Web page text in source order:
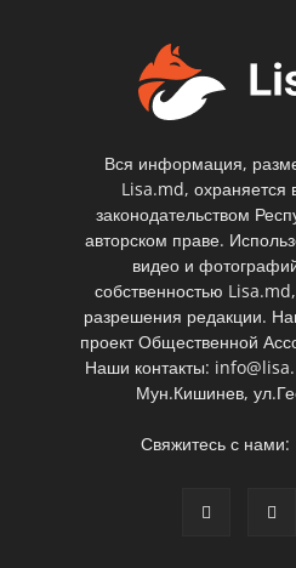
Вся информация,
Lisa.md, охраняется
законодательством
авторском праве.
видео и
собственностью
разрешения редакции.
проект Общественной
Наши контакты:
Мун.Кишинев,
Свяжитесь с нами: